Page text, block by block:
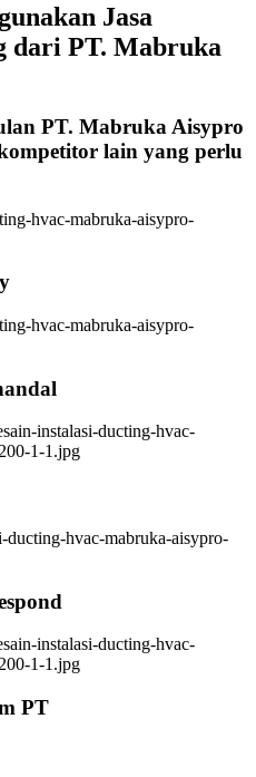
Jasa
dari PT. Mabruka
PT. Mabruka Aisypro
lain yang perlu
PT